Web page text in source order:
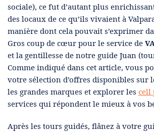
sociale), ce fut d’autant plus
des locaux de ce qu’ils vivaient à
manière dont cela pouvait s’exprimer
Gros coup de cœur pour le service de
et la gentillesse de notre guide Juan
Comme indiqué dans cet article, vous
votre sélection d’offres disponibles sur
les grandes marques et explorer les cell
services qui répondent le mieux à vos
Après les tours guidés, flânez à votre